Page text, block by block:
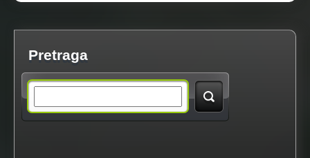
Pretraga